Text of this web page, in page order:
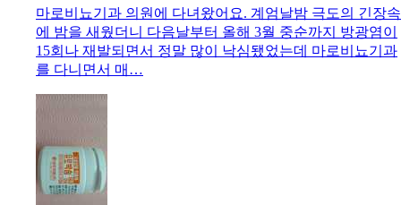
마로비뇨기과 의원에 다녀왔어요. 계엄날밤 극도의 긴장속
에 밤을 새웠더니 다음날부터 올해 3월 중순까지 방광염이
15회나 재발되면서 정말 많이 낙심됐었는데 마로비뇨기과
를 다니면서 매…